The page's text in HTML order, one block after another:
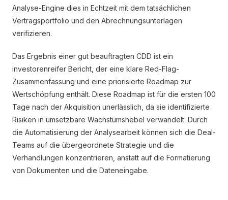
Analyse-Engine dies in Echtzeit mit dem tatsächlichen
Vertragsportfolio und den Abrechnungsunterlagen
verifizieren.
Das Ergebnis einer gut beauftragten CDD ist ein
investorenreifer Bericht, der eine klare Red-Flag-
Zusammenfassung und eine priorisierte Roadmap zur
Wertschöpfung enthält. Diese Roadmap ist für die ersten 100
Tage nach der Akquisition unerlässlich, da sie identifizierte
Risiken in umsetzbare Wachstumshebel verwandelt. Durch
die Automatisierung der Analysearbeit können sich die Deal-
Teams auf die übergeordnete Strategie und die
Verhandlungen konzentrieren, anstatt auf die Formatierung
von Dokumenten und die Dateneingabe.